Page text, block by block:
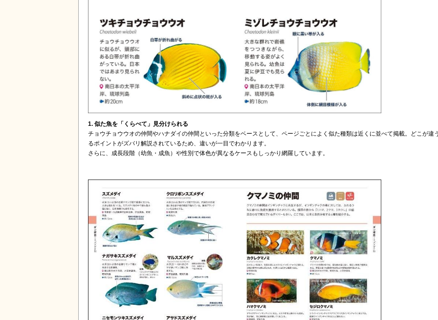
1. 似た魚を「くらべて」見分けられる
チョウチョウウオの仲間やハナダイの仲間といった分類をベースとして、ページごとによく似た種類は近くに並べて掲載。どこが違
るポイントがズバリ解説されているため、違いが一目でわかります。
さらに、成長段階（幼魚・成魚）や性別で体色が異なるケースもしっかり網羅しています。